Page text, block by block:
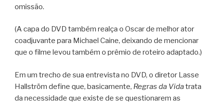
omissão.
(A capa do DVD também realça o Oscar de melhor ator
coadjuvante para Michael Caine, deixando de mencionar
que o filme levou também o prêmio de roteiro adaptado.)
Em um trecho de sua entrevista no DVD, o diretor Lasse
Hallström define que, basicamente, Regras da Vidatrata
da necessidade que existe de se questionarem as